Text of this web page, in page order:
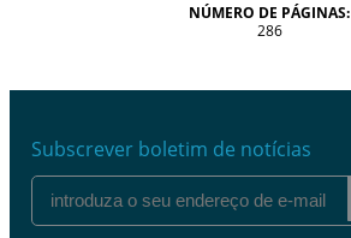
NÚMERO DE PÁGINAS:
286
Subscrever boletim de notícias